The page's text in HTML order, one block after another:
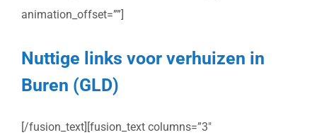
animation_offset=””]
Nuttige links voor verhuizen in
Buren (GLD)
[/fusion_text][fusion_text columns=”3″